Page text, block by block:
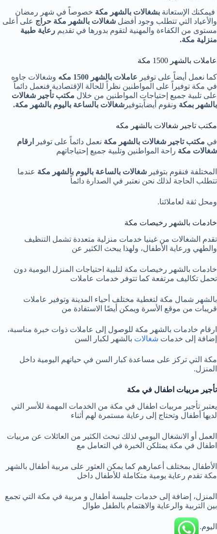
فيمكنك الإستعانة بشغالات بالشهر مكة خصوصاً في شهر رمضان
والأعياد التي تتطلب وجود أفضل شغالات بالشهر مكة حراج على أعلى
مستوى من الكفاءة والمهنية لتقوم بدورها في تقديم رعاية طبية
منزلية مكة.
عاملات بالشهر 1500 مكة
كما نعمل أيضاً على توفير عاملات بالشهر 1500 مكه وشغالات جاوه
في مكة توفيراً على المواطنين نظراً للحالة الإقتصادية فنعمل دائماً
على تلبية جميع إحتياجات المواطنين من خلال مكتب تأجير شغالات
بالشهر بمكة ونقوم أيضاًبتوفير شغالات بالساعة باليوم بالشهر مكة.
مكتب تاجير شغالات بالشهر مكه
في مكتب تاجير شغالات بالشهر مكة نعمل دائماً على توفير
ارقام
شغالات مكة راحة المواطنين وتلبية جميع إحتياجاتهم
المختلفة فنقوم بتوفير شغالات بالساعة باليوم بالشهر مكة عندما
تتطلب الحاجة لذلك نحن نعتبر في الصدارة دائماً
ومحل ثقة لعاملائنا.
خادمات بالشهر رخيصات مكة
تقدم الشغالات من غينيا خدمات منزلية متعددة تشمل التنظيف
والطهي ورعاية الأطفال، ولهذا يبحث الكثير عن
خادمات بالشهر رخيصات مكة لتلبية احتياجات المنزل اليومية دون
تحمل تكاليف مرتفعة كما تتوفر خدمات عاملات
بالشهر شمال مكة لتغطية مختلف أحياء المدينة وتوفير عاملات
قريبات من موقع الأسرة ويمكن أيضًا الاستفادة من
ارقام خادمات بالشهر مكة للوصول إلى عاملات ذوات خبرة مناسبة،
إضافة إلى خدمات شغالات بالشهر لكبار السن
مكة التي تركز على مساعدة كبار السن في حياتهم اليومية داخل
المنزل.
تأجير مربيات اطفال في مكة
يعتبر تأجير مربيات اطفال في مكة من الخدمات المهمة للأسر التي
لديها أطفال وتحتاج إلى رعاية مستمرة لهم أثناء
العمل أو الانشغال اليومي لذلك تبحث الكثير من العائلات عن مربيات
اطفال في مكة يمتلكن الخبرة في التعامل مع
الأطفال بمختلف أعمارهم كما يمكن العثور على مربية أطفال بالشهر
مكة تقدم رعاية يومية متكاملة للأطفال داخل
المنزل، إضافة إلى خدمات جليسة أطفال و مربية في مكة التي تجمع
بين التربية والرعاية والاهتمام بالطفل طوال
اليوم.